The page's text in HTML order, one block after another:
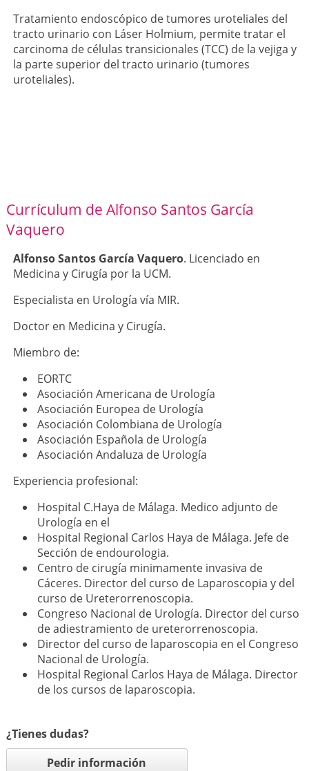
Tratamiento endoscópico de tumores uroteliales del
tracto urinario con Láser Holmium, permite tratar el
carcinoma de células transicionales (TCC) de la vejiga y
la parte superior del tracto urinario (tumores
uroteliales).
Currículum de Alfonso Santos García
Vaquero
Alfonso Santos García Vaquero. Licenciado en
Medicina y Cirugía por la UCM.
Especialista en Urología vía MIR.
Doctor en Medicina y Cirugía.
Miembro de:
EORTC
Asociación Americana de Urología
Asociación Europea de Urología
Asociación Colombiana de Urología
Asociación Española de Urología
Asociación Andaluza de Urología
Experiencia profesional:
Hospital C.Haya de Málaga. Medico adjunto de
Urología en el
Hospital Regional Carlos Haya de Málaga. Jefe de
Sección de endourologia.
Centro de cirugía minimamente invasiva de
Cáceres. Director del curso de Laparoscopia y del
curso de Ureterorrenoscopia.
Congreso Nacional de Urología. Director del curso
de adiestramiento de ureterorrenoscopia.
Director del curso de laparoscopia en el Congreso
Nacional de Urología.
Hospital Regional Carlos Haya de Málaga. Director
de los cursos de laparoscopia.
¿Tienes dudas?
Pedir información